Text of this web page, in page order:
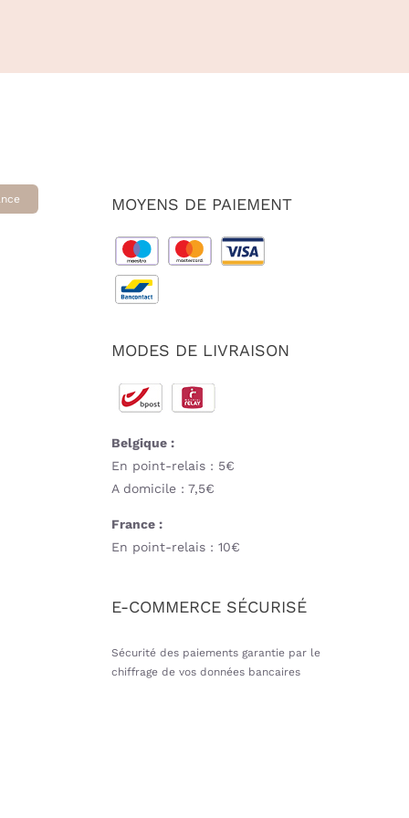
MOYENS DE PAIEMENT
MODES DE LIVRAISON
Belgique :
En point-relais : 5€
A domicile : 7,5€
France :
En point-relais : 10€
E-COMMERCE SÉCURISÉ
Sécurité des paiements garantie par le
chiffrage de vos données bancaires